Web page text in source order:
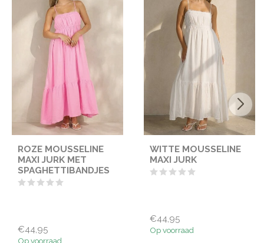
ROZE MOUSSELINE
MAXI JURK MET
SPAGHETTIBANDJES
€44,95
Op voorraad
WITTE MOUSSELINE
MAXI JURK
€44,95
Op voorraad